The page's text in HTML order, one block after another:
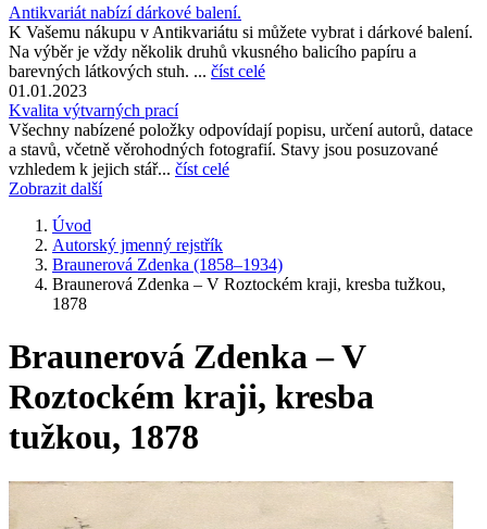
Antikvariát nabízí dárkové balení.
K Vašemu nákupu v Antikvariátu si můžete vybrat i dárkové balení.
Na výběr je vždy několik druhů vkusného balicího papíru a
barevných látkových stuh. ... číst celé
01.01.2023
Kvalita výtvarných prací
Všechny nabízené položky odpovídají popisu, určení autorů, datace
a stavů, včetně věrohodných fotografií. Stavy jsou posuzované
vzhledem k jejich stář... číst celé
Zobrazit další
Úvod
Autorský jmenný rejstřík
Braunerová Zdenka (1858–1934)
Braunerová Zdenka – V Roztockém kraji, kresba tužkou,
1878
Braunerová Zdenka – V
Roztockém kraji, kresba
tužkou, 1878